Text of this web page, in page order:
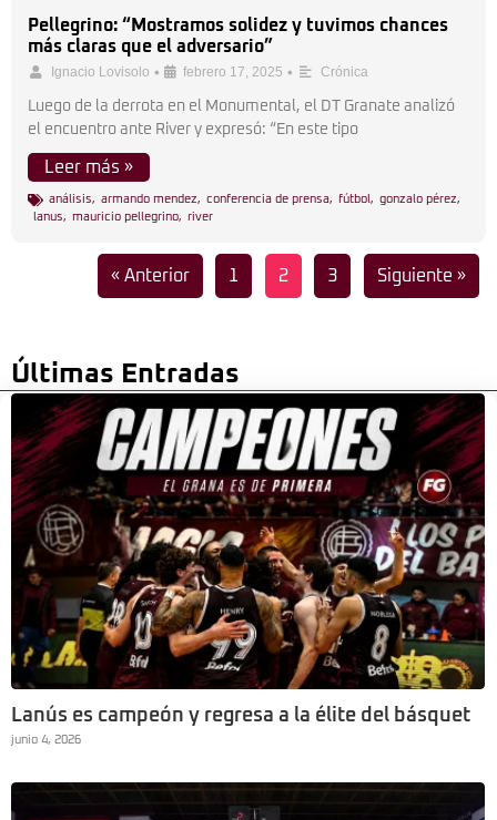
Pellegrino: “Mostramos solidez y tuvimos chances
más claras que el adversario”
Ignacio Lovisolo • febrero 17, 2025 • Crónica
Luego de la derrota en el Monumental, el DT Granate analizó
el encuentro ante River y expresó: “En este tipo
Leer más »
análisis, armando mendez, conferencia de prensa, fútbol , gonzalo pérez,
lanus, mauricio pellegrino, river
« Anterior 1 2 3 Siguiente »
Últimas Entradas
Lanús es campeón y regresa a la élite del básquet
junio 4, 2026